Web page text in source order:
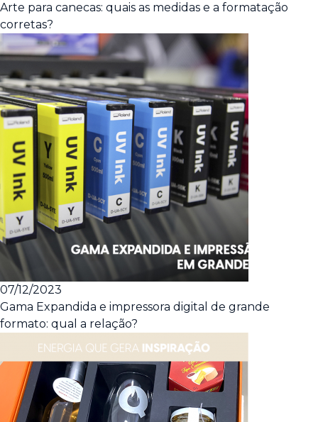
Arte para canecas: quais as medidas e a formatação
corretas?
07/12/2023
Gama Expandida e impressora digital de grande
formato: qual a relação?